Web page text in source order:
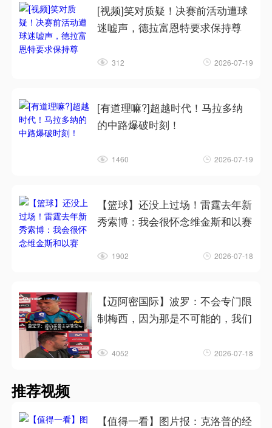
[视频]笑对质疑！决赛前活动遭球
迷嘘声，德拉富恩特要求保持尊
312 2026-07-19
[有道理嘛?]超越时代！马拉多纳
的中路爆破时刻！
1460 2026-07-19
【篮球】还没上过场！雷霆去年新
秀索博：我会很怀念维金斯和以赛
1902 2026-07-18
【迈阿密国际】波罗：不会专门限
制梅西，因为那是不可能的，我们
4052 2026-07-18
推荐视频
【值得一看】图片报：克洛普的经